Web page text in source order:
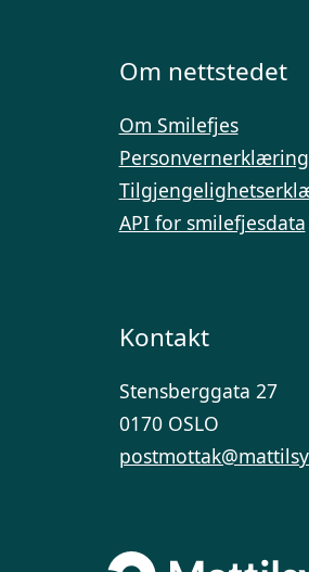
Om nettstedet
Om Smilefjes
Personvernerklæring
API for smilefjesdata
Kontakt
Stensberggata 27
0170 OSLO